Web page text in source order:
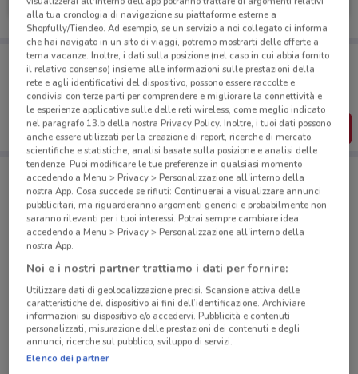
1.8 km
Porta DoveConviene sempre con te!
Puoi trovare le migliori offerte dei negozi vicino a te,
salvarle e creare la tua lista del risparmio, comodamente
dal tuo cellulare.
SCARICA L’APP
Negozi Volkswagen a Torre Annunziata
© MapTiler © OpenStreetMap contributors
Via Variante 7 Bis, 27/31 Nola
20.6 km
alla tua cronologia di navigazione su piattaforme esterne a
Shopfully/Tiendeo. Ad esempio, se un servizio a noi collegato ci informa
che hai navigato in un sito di viaggi, potremo mostrarti delle offerte a
tema vacanze. Inoltre, i dati sulla posizione (nel caso in cui abbia fornito
il relativo consenso) insieme alle informazioni sulle prestazioni della
rete e agli identificativi del dispositivo, possono essere raccolte e
condivisi con terze parti per comprendere e migliorare la connettività e
le esperienze applicative sulle delle reti wireless, come meglio indicato
nel paragrafo 13.b della nostra Privacy Policy. Inoltre, i tuoi dati possono
anche essere utilizzati per la creazione di report, ricerche di mercato,
scientifiche e statistiche, analisi basate sulla posizione e analisi delle
tendenze. Puoi modificare le tue preferenze in qualsiasi momento
accedendo a Menu > Privacy > Personalizzazione all'interno della
nostra App. Cosa succede se rifiuti: Continuerai a visualizzare annunci
pubblicitari, ma riguarderanno argomenti generici e probabilmente non
saranno rilevanti per i tuoi interessi. Potrai sempre cambiare idea
accedendo a Menu > Privacy > Personalizzazione all'interno della
nostra App.
Noi e i nostri partner trattiamo i dati per fornire:
Utilizzare dati di geolocalizzazione precisi. Scansione attiva delle
caratteristiche del dispositivo ai fini dell’identificazione. Archiviare
informazioni su dispositivo e/o accedervi. Pubblicità e contenuti
personalizzati, misurazione delle prestazioni dei contenuti e degli
annunci, ricerche sul pubblico, sviluppo di servizi.
Elenco dei partner